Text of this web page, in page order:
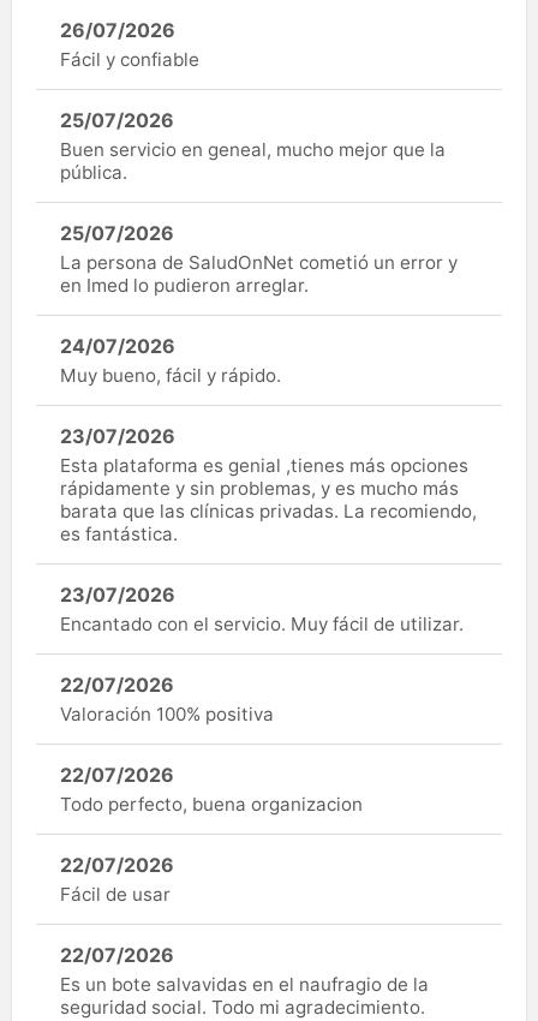
26/07/2026
Fácil y confiable
25/07/2026
Buen servicio en geneal, mucho mejor que la
pública.
25/07/2026
La persona de SaludOnNet cometió un error y
en Imed lo pudieron arreglar.
24/07/2026
Muy bueno, fácil y rápido.
23/07/2026
Esta plataforma es genial ,tienes más opciones
rápidamente y sin problemas, y es mucho más
barata que las clínicas privadas. La recomiendo,
es fantástica.
23/07/2026
Encantado con el servicio. Muy fácil de utilizar.
22/07/2026
Valoración 100% positiva
22/07/2026
Todo perfecto, buena organizacion
22/07/2026
Fácil de usar
22/07/2026
Es un bote salvavidas en el naufragio de la
seguridad social. Todo mi agradecimiento.